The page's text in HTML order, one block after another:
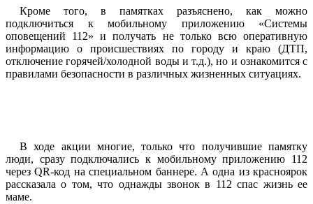
Кроме того, в памятках разъяснено, как можно
подключиться к мобильному приложению «Системы
оповещений 112» и получать не только всю оперативную
информацию о происшествиях по городу и краю (ДТП,
отключение горячей/холодной воды и т.д.), но и ознакомится с
правилами безопасности в различных жизненных ситуациях.
В ходе акции многие, только что получившие памятку
люди, сразу подключались к мобильному приложению 112
через QR-код на специальном баннере. А одна из красноярок
рассказала о том, что однажды звонок в 112 спас жизнь ее
маме.